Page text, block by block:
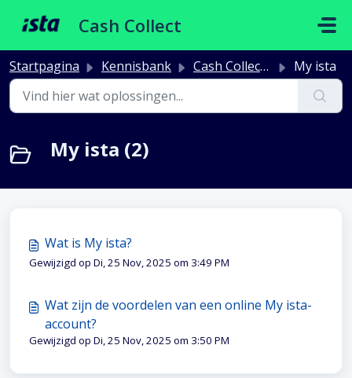
Cash Collect
Startpagina Kennisbank Cash Collect Portaal My ista
My ista (2)
Wat is My ista?
Gewijzigd op Di, 25 Nov, 2025 om 3:49 PM
Wat zijn de voordelen van een online My ista-
account?
Gewijzigd op Di, 25 Nov, 2025 om 3:50 PM